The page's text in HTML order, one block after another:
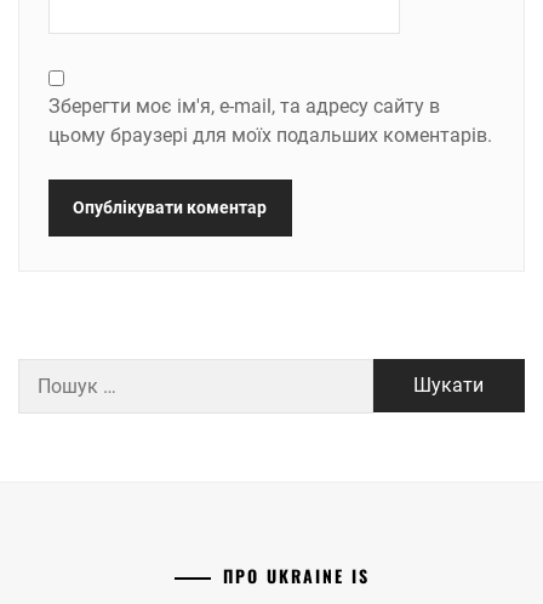
Зберегти моє ім'я, e-mail, та адресу сайту в
цьому браузері для моїх подальших коментарів.
ПРО UKRAINE IS